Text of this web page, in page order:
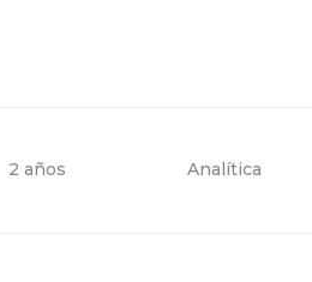
2 años Analítica